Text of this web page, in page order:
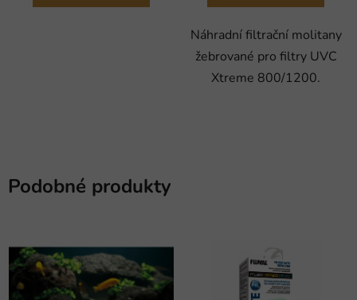
Náhradní filtrační molitany
žebrované pro filtry UVC
Xtreme 800/1200.
Podobné produkty